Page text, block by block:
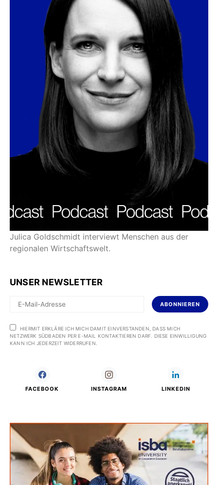
Julica Goldschmidt interviewt Menschen aus der
regionalen Wirtschaftswelt.
UNSER NEWSLETTER
ABONNIEREN
HIERMIT ERKLÄRE ICH MICH DAMIT EINVERSTANDEN, DASS MICH
NETZWERK SÜDBADEN PER E-MAIL KONTAKTIEREN DARF. DIESE EINWILLIGUNG
KANN ICH JEDERZEIT WIDERRUFEN.
FACEBOOK INSTAGRAM LINKEDIN